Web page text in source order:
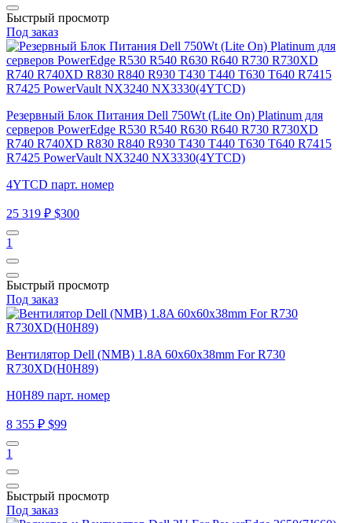
Быстрый просмотр
Под заказ
Резервный Блок Питания Dell 750Wt (Lite On) Platinum для
серверов PowerEdge R530 R540 R630 R640 R730 R730XD
R740 R740XD R830 R840 R930 T430 T440 T630 T640 R7415
R7425 PowerVault NX3240 NX3330(4YTCD)
4YTCD парт. номер
25 319 ₽ $300
1
Быстрый просмотр
Под заказ
Вентилятор Dell (NMB) 1.8A 60x60x38mm For R730
R730XD(H0H89)
H0H89 парт. номер
8 355 ₽ $99
1
Быстрый просмотр
Под заказ